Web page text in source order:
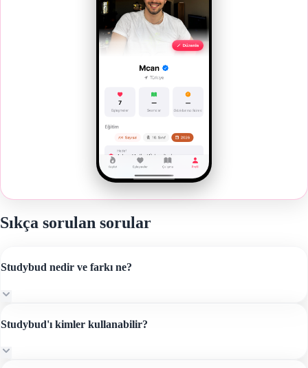
Sıkça sorulan sorular
Studybud nedir ve farkı ne?
Studybud'ı kimler kullanabilir?